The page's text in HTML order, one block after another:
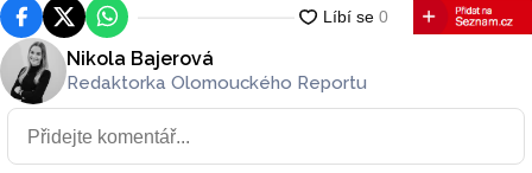
FacebookPlatforma X
WhatsApp
Nikola Bajerová
Redaktorka Olomouckého Reportu